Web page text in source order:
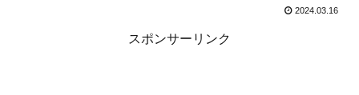
2024.03.16
スポンサーリンク